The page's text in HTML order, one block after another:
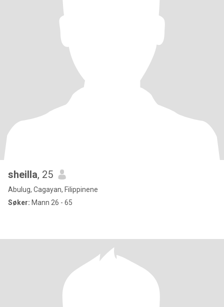
sheilla, 25
Abulug, Cagayan, Filippinene
Søker: Mann 26 - 65